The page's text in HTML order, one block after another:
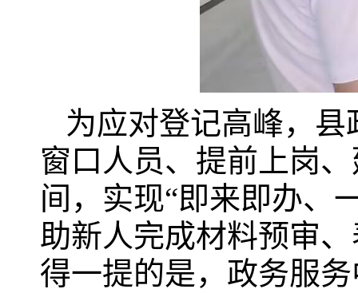
为应对登记高峰，
窗口人员、提前上岗
间，实现“即来即办、
助新人完成材料预审
得一提的是，政务服